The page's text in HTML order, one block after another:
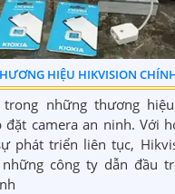
HIỆU HIKVISION
những thương
camera an ninh. Với
phát triển liên tục,
công ty dẫn đầu